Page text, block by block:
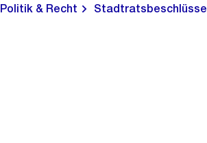
Politik & Recht Stadtratsbeschlüsse